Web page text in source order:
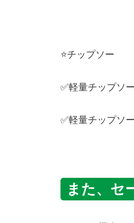
⭐️チップソー
✅軽量チップ
✅軽量チップ
また、セ